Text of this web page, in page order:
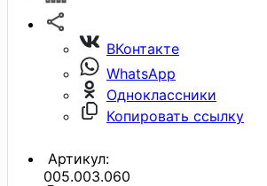
ВКонтакте
WhatsApp
Одноклассники
Копировать ссылку
Артикул:
005.003.060